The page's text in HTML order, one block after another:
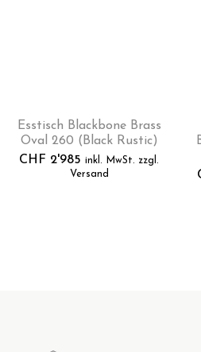
Esstisch Blackbone Brass
Oval 260 (Black Rustic)
CHF 2'985 inkl. MwSt. zzgl.
Versand